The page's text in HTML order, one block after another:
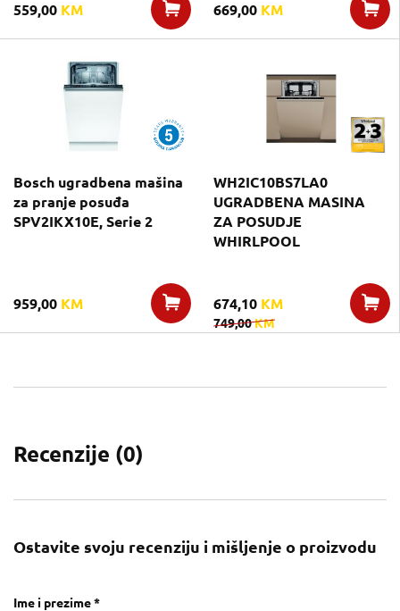
559,00 KM 669,00 KM
Bosch ugradbena mašina
za pranje posuđa
SPV2IKX10E, Serie 2
959,00 KM
WH2IC10BS7LA0
UGRADBENA MASINA
ZA POSUDJE
WHIRLPOOL
674,10 KM
749,00KM
Recenzije (0)
Ostavite svoju recenziju i mišljenje o proizvodu
Ime i prezime *